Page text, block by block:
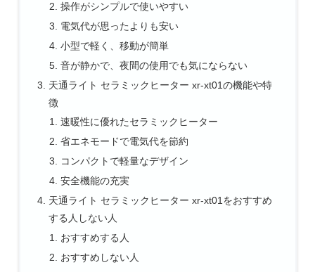
操作がシンプルで使いやすい
電気代が思ったよりも安い
小型で軽く、移動が簡単
音が静かで、夜間の使用でも気にならない
天通ライト セラミックヒーター xr-xt01の機能や特
徴
速暖性に優れたセラミックヒーター
省エネモードで電気代を節約
コンパクトで軽量なデザイン
安全機能の充実
天通ライト セラミックヒーター xr-xt01をおすすめ
する人しない人
おすすめする人
おすすめしない人